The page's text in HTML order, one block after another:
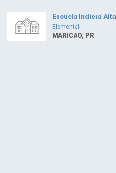
Escuela Indiera Alta
Elemental
MARICAO, PR